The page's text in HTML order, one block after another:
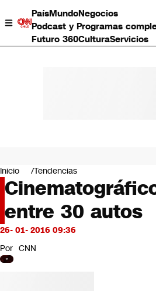
PaísMundoNegocios
Podcast y Programas
Futuro 360CulturaServicios
Negocios
Deportes
Programas completos
Cultura
Servicios
Bits
CNN Data
CNN tiempo
Inicio Tendencias
entre 30 autos
26- 01- 2016 09:36
Por CNN